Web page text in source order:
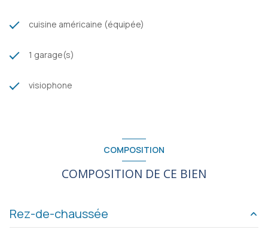
cuisine américaine (équipée)
1 garage(s)
visiophone
COMPOSITION
COMPOSITION DE CE BIEN
Rez-de-chaussée